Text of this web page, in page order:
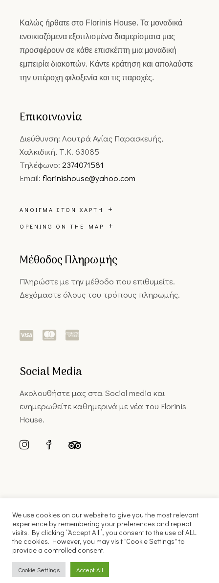
Καλώς ήρθατε στο Florinis House. Τα μοναδικά
ενοικιαζόμενα εξοπλισμένα διαμερίσματα μας
προσφέρουν σε κάθε επισκέπτη μια μοναδική
εμπειρία διακοπών. Κάντε κράτηση και απολαύστε
την υπέροχη φιλοξενία και τις παροχές.
Επικοινωνία
Διεύθυνση: Λουτρά Αγίας Παρασκευής,
Χαλκιδική, Τ.Κ. 63085
Τηλέφωνο: 2374071581
Email: florinishouse@yahoo.com
ΆΝΟΙΓΜΑ ΣΤΟΝ ΧΆΡΤΗ
OPENING ON THE MAP
Μέθοδος Πληρωμής
Πληρώστε με την μέθοδο που επιθυμείτε.
Δεχόμαστε όλους του τρόπους πληρωμής.
Social Media
Ακολουθήστε μας στα Social media και
ενημερωθείτε καθημερινά με νέα του Florinis
House.
© 2022 Florinis House |Κατασκευή Ιστοσελίδας FLYNT
We use cookies on our website to give you the most relevant
experience by remembering your preferences and repeat
visits. By clicking “Accept All”, you consent to the use of ALL
the cookies. However, you may visit "Cookie Settings" to
provide a controlled consent.
Cookie Settings Accept All
English